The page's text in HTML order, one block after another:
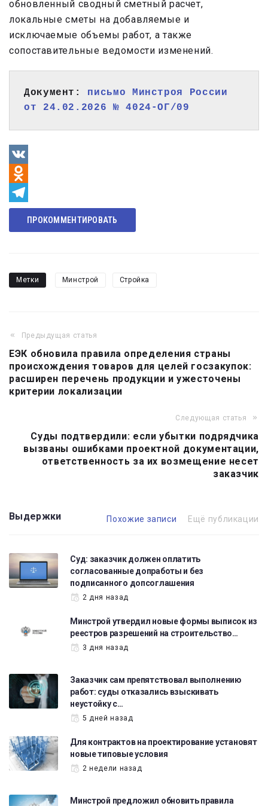
обновленный сводный сметный расчет,
локальные сметы на добавляемые и
исключаемые объемы работ, а также
сопоставительные ведомости изменений.
Документ: письмо Минстроя России
от 24.02.2026 № 4024-ОГ/09
VK
Odnoklassniki
Telegram
ПРОКОММЕНТИРОВАТЬ
Метки Минстрой Стройка
Навигация
по
записям
Предыдущая статья
ЕЭК обновила правила определения страны
происхождения товаров для целей госзакупок:
расширен перечень продукции и ужесточены
критерии локализации
Следующая статья
Суды подтвердили: если убытки подрядчика
вызваны ошибками проектной документации,
ответственность за их возмещение несет
заказчик
Выдержки Похожие записи Ещё публикации
Суд: заказчик должен оплатить
согласованные допработы и без
подписанного допсоглашения
2 дня назад
Минстрой утвердил новые формы выписок из
реестров разрешений на строительство…
3 дня назад
Заказчик сам препятствовал выполнению
работ: суды отказались взыскивать
неустойку с…
5 дней назад
Для контрактов на проектирование установят
новые типовые условия
2 недели назад
Минстрой предложил обновить правила